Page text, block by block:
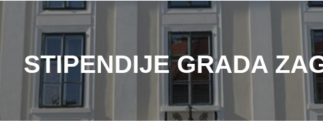
STIPENDIJE GRADA